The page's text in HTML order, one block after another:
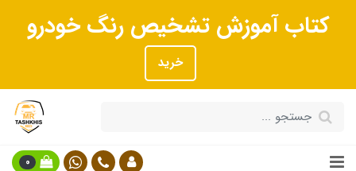
کتاب آموزش تشخیص رنگ خودرو
خرید
0